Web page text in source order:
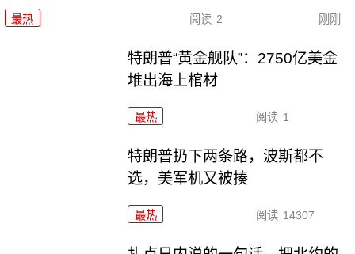
最热 阅读 2 刚刚
特朗普“黄金舰队”：2750亿美金
堆出海上棺材
最热 阅读 1
特朗普扔下两条路，波斯都不
选，美军机又被揍
最热 阅读 14307